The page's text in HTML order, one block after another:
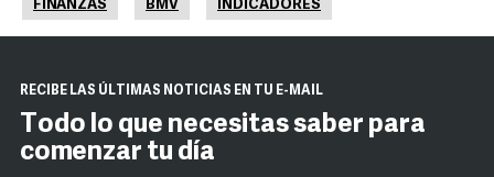
FINANZAS BMV INDICADORES
RECIBE LAS ÚLTIMAS NOTICIAS EN TU E-MAIL
Todo lo que necesitas saber para
comenzar tu día